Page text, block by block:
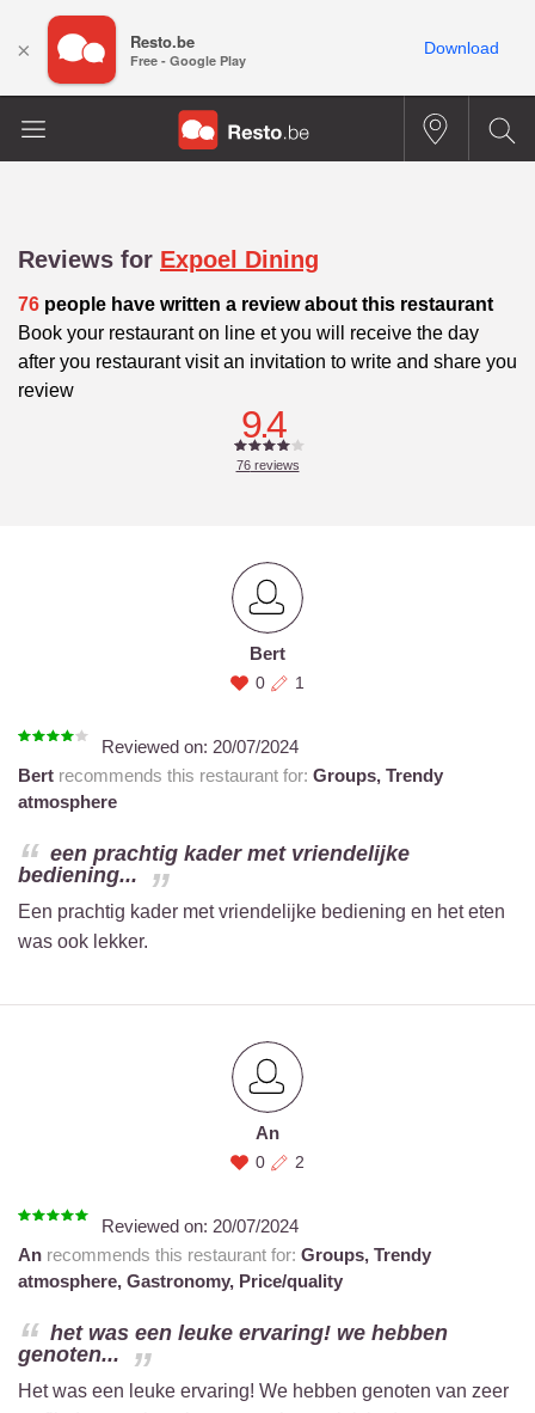
Reviews for Expoel Dining
76 people have written a review about this restaurant
Book your restaurant on line et you will receive the day
after you restaurant visit an invitation to write and share you
review
9.4
76reviews
Bert
0 1
Reviewed on: 20/07/2024
Bert recommends this restaurant for: Groups, Trendy
atmosphere
een prachtig kader met vriendelijke
bediening...
Een prachtig kader met vriendelijke bediening en het eten
was ook lekker.
An
0 2
Reviewed on: 20/07/2024
An recommends this restaurant for: Groups, Trendy
atmosphere, Gastronomy, Price/quality
het was een leuke ervaring! we hebben
genoten...
Het was een leuke ervaring! We hebben genoten van zeer
× Resto.be
Free - Google Play
Download